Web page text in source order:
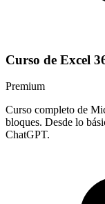
Curso de Excel
Premium
Curso completo de
bloques. Desde lo
ChatGPT.